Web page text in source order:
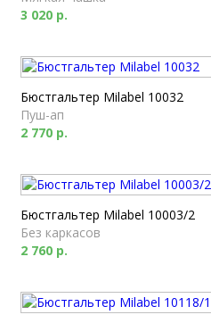
3 020 р.
Бюстгальтер Milabel 10032
Пуш-ап
2 770 р.
Бюстгальтер Milabel 10003/2
Без каркасов
2 760 р.